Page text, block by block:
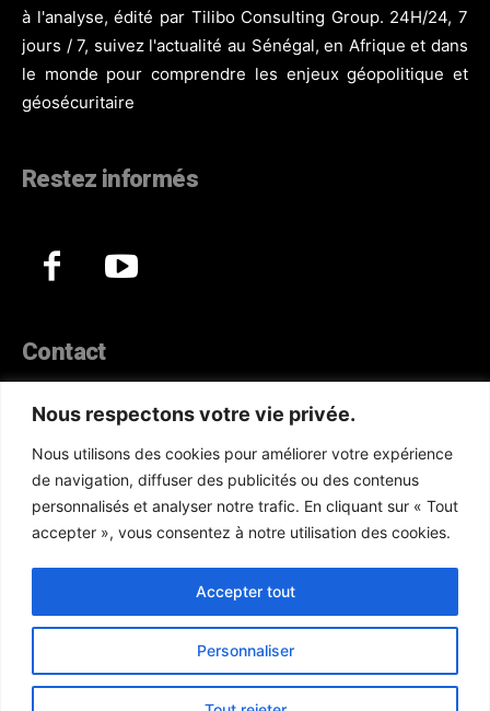
Nous respectons votre vie privée.
Nous utilisons des cookies pour améliorer votre expérience
de navigation, diffuser des publicités ou des contenus
personnalisés et analyser notre trafic. En cliquant sur « Tout
accepter », vous consentez à notre utilisation des cookies.
Personnaliser
Accepter tout
à l'analyse, édité par Tilibo Consulting Group. 24H/24, 7
jours / 7, suivez l'actualité au Sénégal, en Afrique et dans
le monde pour comprendre les enjeux géopolitique et
géosécuritaire
Restez informés
Contact
Téléphone :(+221) 70 330 86 87‬
WhatsApp : (+33) 6 52 17 85 46
E-mail : redaction@atlanticactu.com
E-mail : commercial@atlanticactu.com
Nous écrire Qui sommes-nous ?
Copyright © AtlanticActu.com. Tous droits réservés. Designed by